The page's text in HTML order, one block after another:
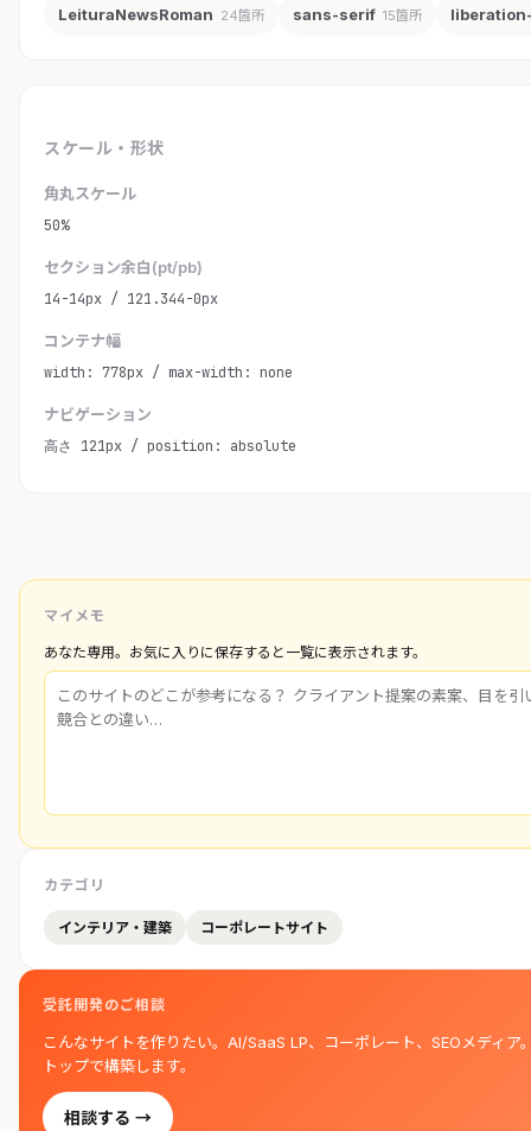
LeituraNewsRoman 24箇所 sans-serif 15箇所
スケール・形状
角丸スケール
50%
セクション余白(pt/pb)
14-14px / 121.344-0px
コンテナ幅
width: 778px / max-width: none
ナビゲーション
高さ 121px / position: absolute
マイメモ
あなた専用。お気に入りに保存すると一覧に表示されます。
カテゴリ
インテリア・建築 コーポレートサイト
受託開発のご相談
こんなサイトを作りたい。AI/SaaS LP、コーポレート、SEOメディア
トップで構築します。
相談する →